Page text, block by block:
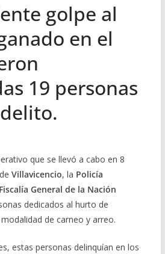
golpe al
en el
19 personas
que se llevó a cabo en 8
Villavicencio, la Policía
Fiscalía General de la Nación
dedicados al hurto de
de carneo y arreo.
estas personas delinquían en los